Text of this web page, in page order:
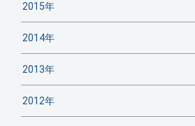
2015年
2014年
2013年
2012年